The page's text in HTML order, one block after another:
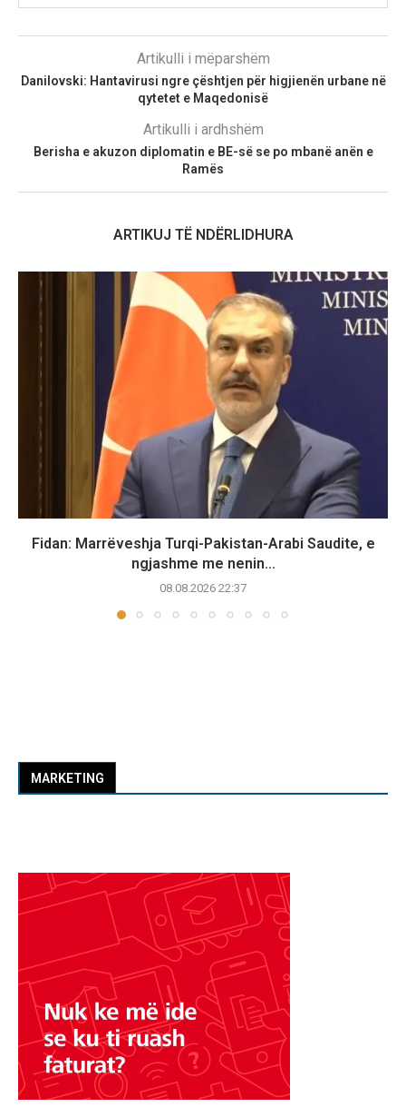
Artikulli i mëparshëm
Danilovski: Hantavirusi ngre çështjen për higjienën urbane në
qytetet e Maqedonisë
Artikulli i ardhshëm
Berisha e akuzon diplomatin e BE-së se po mbanë anën e
Ramës
ARTIKUJ TË NDËRLIDHURA
Fidan: Marrëveshja Turqi-Pakistan-Arabi Saudite, e
ngjashme me nenin...
08.08.2026 22:37
MARKETING